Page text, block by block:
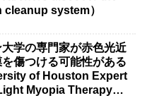
cleanup system）
大学の専門家が赤色光近
傷つける可能性がある
of Houston Expert
Myopia Therapy